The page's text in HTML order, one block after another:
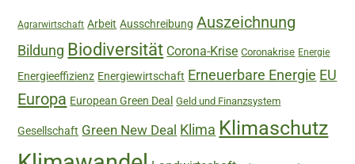
Agrarwirtschaft Arbeit Ausschreibung Auszeichnung
Bildung Biodiversität Corona-Krise Coronakrise Energie
Energieeffizienz Energiewirtschaft Erneuerbare Energie EU
Europa European Green Deal Geld und Finanzsystem
Gesellschaft Green New Deal Klima Klimaschutz